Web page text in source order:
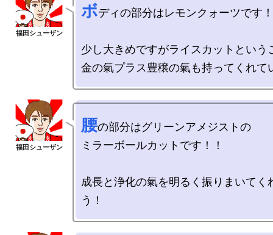
ボディの部分はレモンクォーツです！
少し大きめですがライスカットという
腰の部分はグリーンアメジストの
ミラーボールカットです！！
成長と浄化の氣を明るく振りまいてく